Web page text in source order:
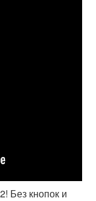
кнопок и